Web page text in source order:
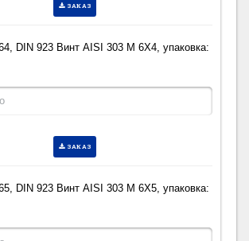
ЗАКАЗ
DIN 923 Винт AISI 303 M 6X4, упаковка:
ЗАКАЗ
DIN 923 Винт AISI 303 M 6X5, упаковка: